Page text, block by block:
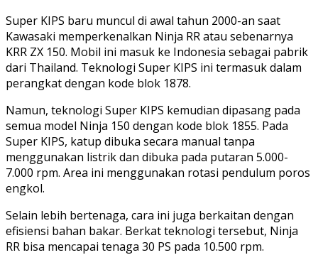
Super KIPS baru muncul di awal tahun 2000-an saat
Kawasaki memperkenalkan Ninja RR atau sebenarnya
KRR ZX 150. Mobil ini masuk ke Indonesia sebagai pabrik
dari Thailand. Teknologi Super KIPS ini termasuk dalam
perangkat dengan kode blok 1878.
Namun, teknologi Super KIPS kemudian dipasang pada
semua model Ninja 150 dengan kode blok 1855. Pada
Super KIPS, katup dibuka secara manual tanpa
menggunakan listrik dan dibuka pada putaran 5.000-
7.000 rpm. Area ini menggunakan rotasi pendulum poros
engkol.
Selain lebih bertenaga, cara ini juga berkaitan dengan
efisiensi bahan bakar. Berkat teknologi tersebut, Ninja
RR bisa mencapai tenaga 30 PS pada 10.500 rpm.